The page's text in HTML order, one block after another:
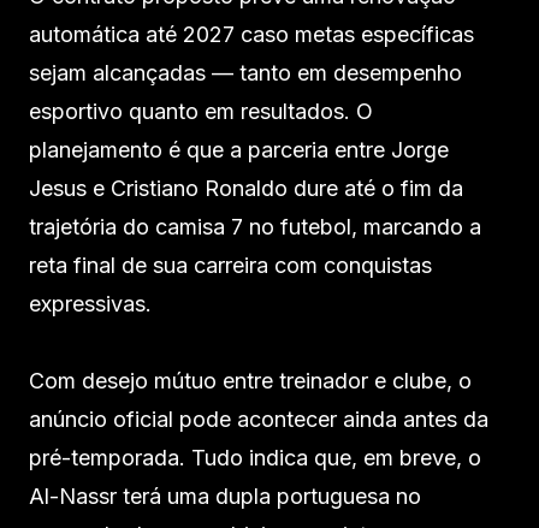
automática até 2027 caso metas específicas
sejam alcançadas — tanto em desempenho
esportivo quanto em resultados. O
planejamento é que a parceria entre Jorge
Jesus e Cristiano Ronaldo dure até o fim da
trajetória do camisa 7 no futebol, marcando a
reta final de sua carreira com conquistas
expressivas.
Com desejo mútuo entre treinador e clube, o
anúncio oficial pode acontecer ainda antes da
pré-temporada. Tudo indica que, em breve, o
Al-Nassr terá uma dupla portuguesa no